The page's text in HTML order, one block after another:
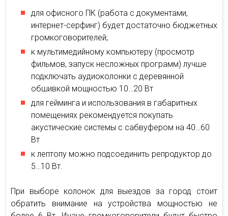
для офисного ПК (работа с документами,
интернет-серфинг) будет достаточно бюджетных
громкоговорителей;
к мультимедийному компьютеру (просмотр
фильмов, запуск несложных программ) лучше
подключать аудиоколонки с деревянной
обшивкой мощностью 10…20 Вт
для гейминга и использования в габаритных
помещениях рекомендуется покупать
акустические системы с сабвуфером на 40…60
Вт
к лептопу можно подсоединить репродуктор до
5…10 Вт.
При выборе колонок для выездов за город стоит
обратить внимание на устройства мощностью не